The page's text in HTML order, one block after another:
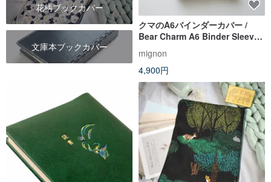
花柄ブックカバー
文庫本ブックカバー
クマのA6バインダーカバー /
Bear Charm A6 Binder Sleeve
mignon
4,900円